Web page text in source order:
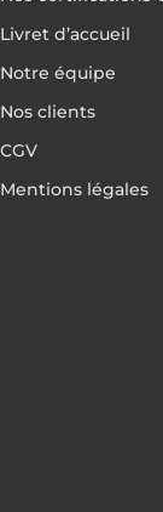
Livret d’accueil
Notre équipe
Nos clients
CGV
Mentions légales